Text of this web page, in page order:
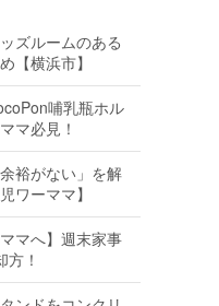
ズルームのある
【横浜市】
哺乳瓶ホル
マ必見！
裕がない」を解
ワーママ】
マへ】週末家事
！